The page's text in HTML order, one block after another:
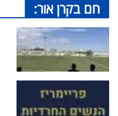
חם בקרן אור: